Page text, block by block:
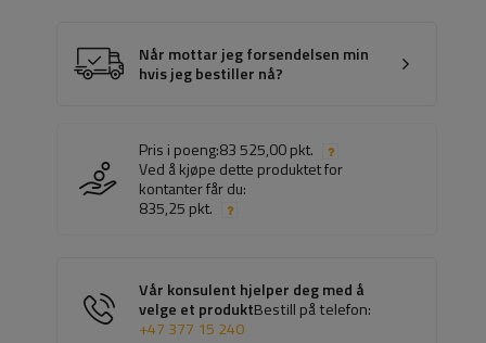
Når mottar jeg forsendelsen min
hvis jeg bestiller nå?
Pris i poeng:83 525,00 pkt.
Ved å kjøpe dette produktet for
kontanter får du:
835,25 pkt.
Vår konsulent hjelper deg med å
velge et produktBestill på telefon:
+47 377 15 240